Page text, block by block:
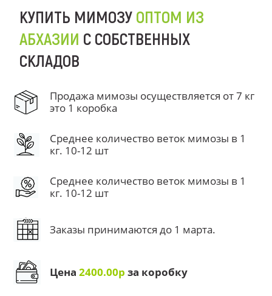
КУПИТЬ МИМОЗУ ОПТОМ ИЗ
АБХАЗИИ С СОБСТВЕННЫХ
СКЛАДОВ
Продажа мимозы осуществляется от 7 кг
это 1 коробка
Среднее количество веток мимозы в 1
кг. 10-12 шт
Среднее количество веток мимозы в 1
кг. 10-12 шт
Заказы принимаются до 1 марта.
Цена2400.00р за коробку